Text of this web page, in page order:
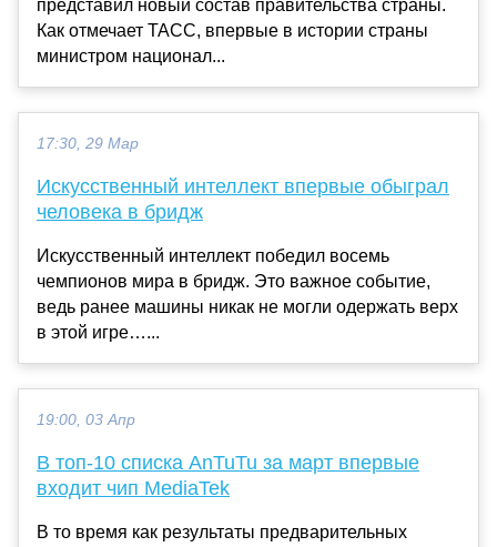
представил новый состав правительства страны.
Как отмечает ТАСС, впервые в истории страны
министром национал...
17:30, 29 Мар
Искусственный интеллект впервые обыграл
человека в бридж
Искусственный интеллект победил восемь
чемпионов мира в бридж. Это важное событие,
ведь ранее машины никак не могли одержать верх
в этой игре…...
19:00, 03 Апр
В топ-10 списка AnTuTu за март впервые
входит чип MediaTek
В то время как результаты предварительных